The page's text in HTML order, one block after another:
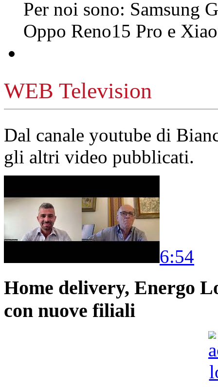
Per noi sono: Samsung
Oppo Reno15 Pro e
WEB Television
Dal canale youtube di
gli altri video pubblicati.
6:54
Home delivery, Energo
con nuove filiali